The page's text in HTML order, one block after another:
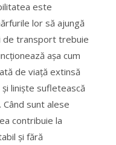
este
lor să ajungă
de transport trebuie
așa cum
de viață extinsă
liniște sufletească
sunt alese
contribuie la
și fără